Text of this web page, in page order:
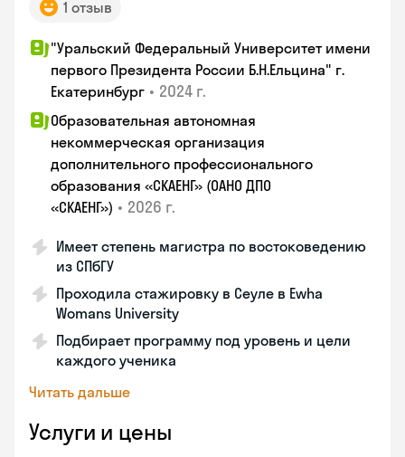
1 отзыв
"Уральский Федеральный Университет имени
первого Президента России Б.Н.Ельцина" г.
Екатеринбург • 2024 г.
Образовательная автономная
некоммерческая организация
дополнительного профессионального
образования «СКАЕНГ» (ОАНО ДПО
«СКАЕНГ») • 2026 г.
Имеет степень магистра по востоковедению
из СПбГУ
Проходила стажировку в Сеуле в Ewha
Womans University
Подбирает программу под уровень и цели
каждого ученика
Читать дальше
Услуги и цены